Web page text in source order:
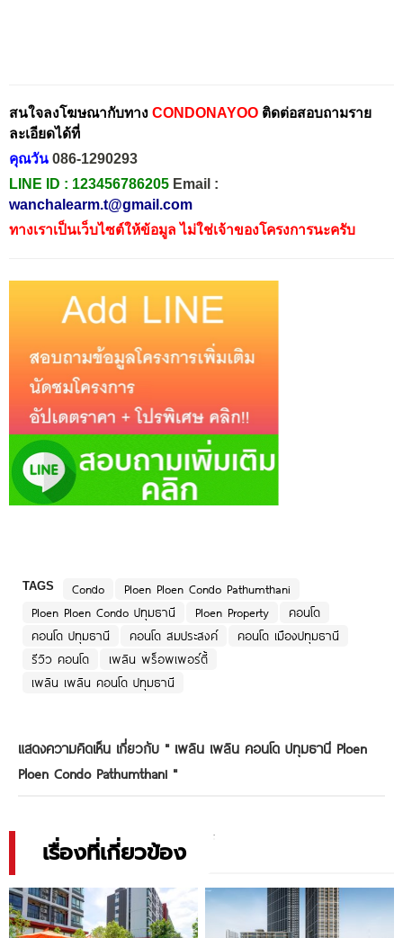
สนใจลงโฆษณากับทาง CONDONAYOO ติดต่อสอบถามราย
ละเอียดได้ที่
คุณวัน 086-1290293
LINE ID : 123456786205 Email :
wanchalearm.t@gmail.com
ทางเราเป็นเว็บไซต์ให้ข้อมูล ไม่ใช่เจ้าของโครงการนะครับ
TAGS Condo
Ploen Ploen Condo Pathumthani
Ploen Ploen Condo ปทุมธานี
Ploen Property
คอนโด
คอนโด ปทุมธานี
คอนโด สมประสงค์
คอนโด เมืองปทุมธานี
รีวิว คอนโด
เพลิน พร็อพเพอร์ตี้
เพลิน เพลิน คอนโด ปทุมธานี
แสดงความคิดเห็น เกี่ยวกับ " เพลิน เพลิน คอนโด ปทุมธานี Ploen
Ploen Condo Pathumthani "
เรื่องที่เกี่ยวข้อง